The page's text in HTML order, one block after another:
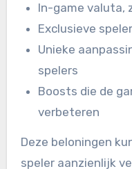
In-game valuta,
Exclusieve
Unieke
spelers
Boosts die de
verbeteren
Deze beloningen
speler aanzienlijk